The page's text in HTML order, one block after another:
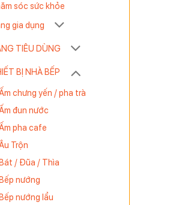
sóc sức khỏe
gia dụng
TIÊU DÙNG
BỊ NHÀ BẾP
chưng yến / pha trà
đun nước
pha cafe
Trộn
/ Đũa / Thìa
nướng
nướng lẩu